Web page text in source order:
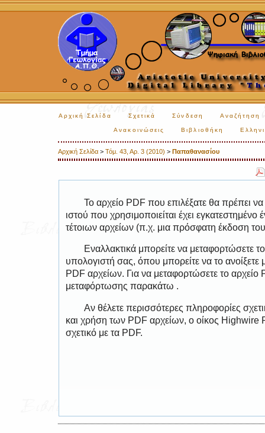
Αρχική Σελίδα Σχετικά Σύνδεση Αναζήτηση
Ανακοινώσεις Βιβλιοθήκη
Αρχική Σελίδα > Τόμ. 43, Αρ. 3 (2010) > Παπαθανασίου
Το αρχείο PDF που επιλέξατε θα πρέπει
ιστού που χρησιμοποιείται έχει
τέτοιων αρχείων (π.χ. μια πρόσφατη έκδοση
Εναλλακτικά μπορείτε να μεταφορτώσετε
υπολογιστή σας, όπου μπορείτε να το
PDF αρχείων. Για να μεταφορτώσετε το
μεταφόρτωσης παρακάτω .
Αν θέλετε περισσότερες πληροφορίες
και χρήση των PDF αρχείων, ο οίκος Highwire
σχετικό με τα PDF.